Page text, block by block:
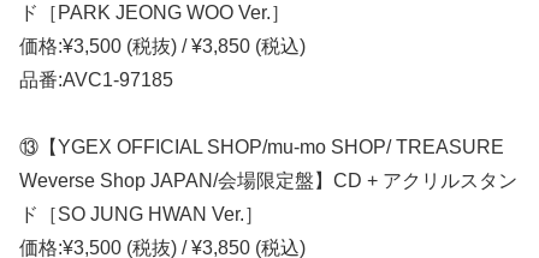
ド［PARK JEONG WOO Ver.］
価格:¥3,500 (税抜) / ¥3,850 (税込)
品番:AVC1-97185
⑬【YGEX OFFICIAL SHOP/mu-mo SHOP/ TREASURE
Weverse Shop JAPAN/会場限定盤】CD + アクリルスタン
ド［SO JUNG HWAN Ver.］
価格:¥3,500 (税抜) / ¥3,850 (税込)